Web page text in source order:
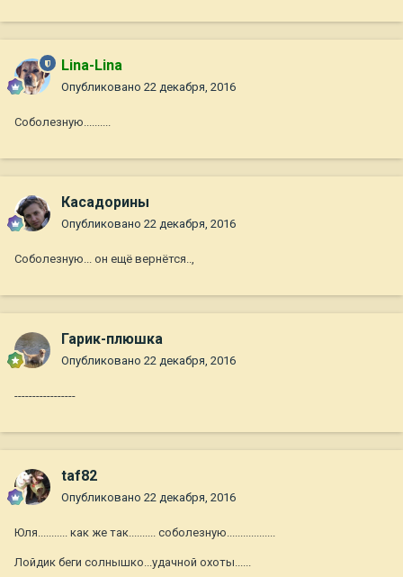
Lina-Lina
Опубликовано 22 декабря, 2016
Соболезную..........
Касадорины
Опубликовано 22 декабря, 2016
Соболезную... он ещё вернётся..,
Гарик-плюшка
Опубликовано 22 декабря, 2016
-----------------
taf82
Опубликовано 22 декабря, 2016
Юля........... как же так.......... соболезную..................
Лойдик беги солнышко...удачной охоты......